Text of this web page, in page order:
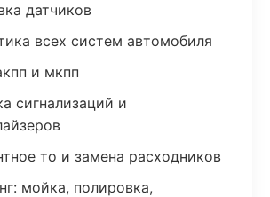
датчиков
всех систем автомобиля
и мкпп
сигнализаций и
то и замена расходников
мойка, полировка,